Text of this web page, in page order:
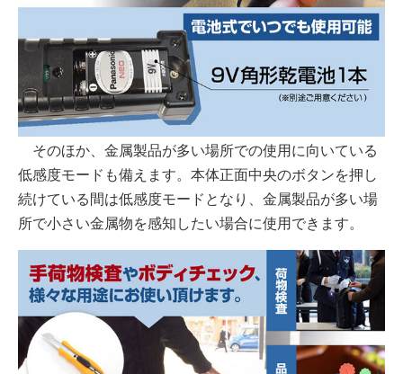
そのほか、金属製品が多い場所での使用に向いている
低感度モードも備えます。本体正面中央のボタンを押し
続けている間は低感度モードとなり、金属製品が多い場
所で小さい金属物を感知したい場合に使用できます。